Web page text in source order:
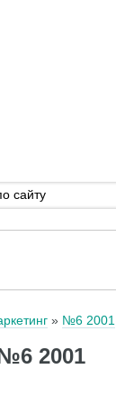
№6 2001
2001